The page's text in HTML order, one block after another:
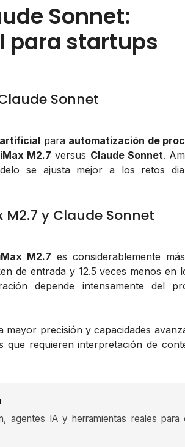
Sonnet:
para startups
Sonnet
para automatización de
M2.7 versus Claude Sonnet.
se ajusta mejor a los retos
y Claude Sonnet
M2.7 es considerablemente
de entrada y 12.5 veces menos en
depende intensamente del
mayor precisión y capacidades
que requieren interpretación de
agentes IA y herramientas reales